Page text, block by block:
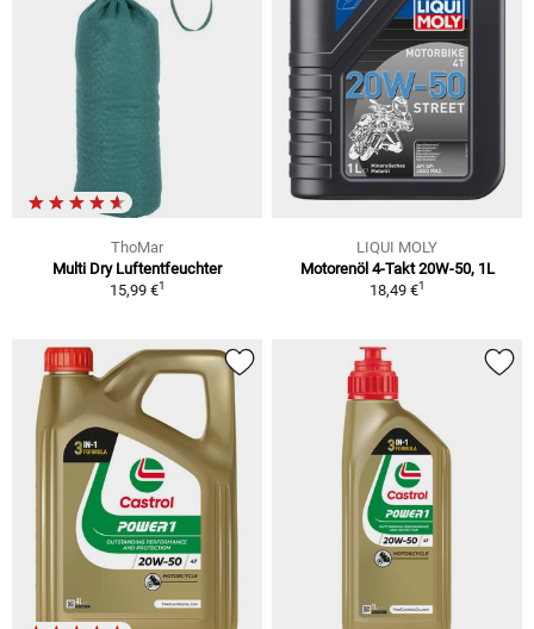
ThoMar
Multi Dry Luftentfeuchter
15,99 €1
LIQUI MOLY
Motorenöl 4-Takt 20W-50, 1L
18,49 €1